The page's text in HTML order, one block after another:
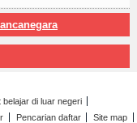
belajar di luar negeri
Pencarian daftar
Site map